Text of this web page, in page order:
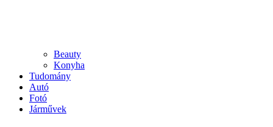
Beauty
Konyha
Tudomány
Autó
Fotó
Járművek